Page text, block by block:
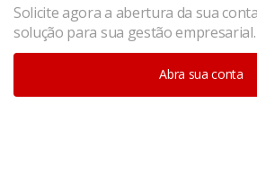
Solicite agora a abertura da sua
solução para sua gestão empresarial.
Abra sua conta